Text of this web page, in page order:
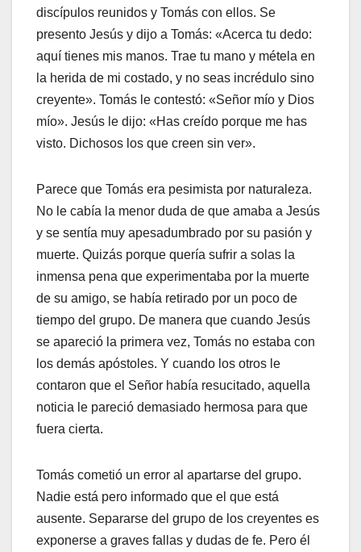
discípulos reunidos y Tomás con ellos. Se
presento Jesús y dijo a Tomás: «Acerca tu dedo:
aquí tienes mis manos. Trae tu mano y métela en
la herida de mi costado, y no seas incrédulo sino
creyente». Tomás le contestó: «Señor mío y Dios
mío». Jesús le dijo: «Has creído porque me has
visto. Dichosos los que creen sin ver».
Parece que Tomás era pesimista por naturaleza.
No le cabía la menor duda de que amaba a Jesús
y se sentía muy apesadumbrado por su pasión y
muerte. Quizás porque quería sufrir a solas la
inmensa pena que experimentaba por la muerte
de su amigo, se había retirado por un poco de
tiempo del grupo. De manera que cuando Jesús
se apareció la primera vez, Tomás no estaba con
los demás apóstoles. Y cuando los otros le
contaron que el Señor había resucitado, aquella
noticia le pareció demasiado hermosa para que
fuera cierta.
Tomás cometió un error al apartarse del grupo.
Nadie está pero informado que el que está
ausente. Separarse del grupo de los creyentes es
exponerse a graves fallas y dudas de fe. Pero él